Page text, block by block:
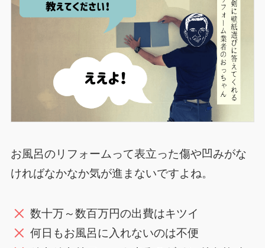
お風呂のリフォームって表立った傷や凹みがな
ければなかなか気が進まないですよね。
数十万～数百万円の出費はキツイ
何日もお風呂に入れないのは不便